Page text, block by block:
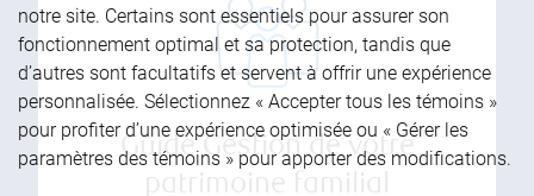
Guide Gestion de votre
notre site. Certains sont essentiels pour assurer son
fonctionnement optimal et sa protection, tandis que
d’autres sont facultatifs et servent à offrir une expérience
personnalisée. Sélectionnez « Accepter tous les témoins »
pour profiter d’une expérience optimisée ou « Gérer les
paramètres des témoins » pour apporter des modifications.